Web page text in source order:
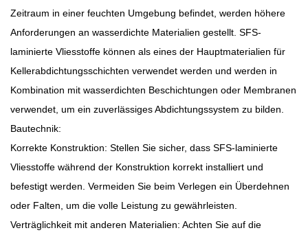
Zeitraum in einer feuchten Umgebung befindet, werden höhere
Anforderungen an wasserdichte Materialien gestellt. SFS-
laminierte Vliesstoffe können als eines der Hauptmaterialien für
Kellerabdichtungsschichten verwendet werden und werden in
Kombination mit wasserdichten Beschichtungen oder Membranen
verwendet, um ein zuverlässiges Abdichtungssystem zu bilden.
Bautechnik:
Korrekte Konstruktion: Stellen Sie sicher, dass SFS-laminierte
Vliesstoffe während der Konstruktion korrekt installiert und
befestigt werden. Vermeiden Sie beim Verlegen ein Überdehnen
oder Falten, um die volle Leistung zu gewährleisten.
Verträglichkeit mit anderen Materialien: Achten Sie auf die